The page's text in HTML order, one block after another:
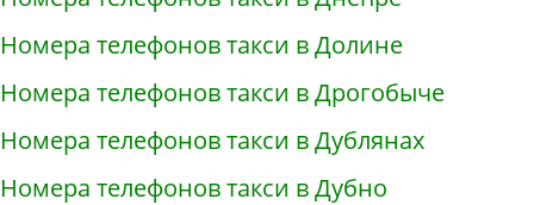
Номера телефонов такси в Долине
Номера телефонов такси в Дрогобыче
Номера телефонов такси в Дублянах
Номера телефонов такси в Дубно